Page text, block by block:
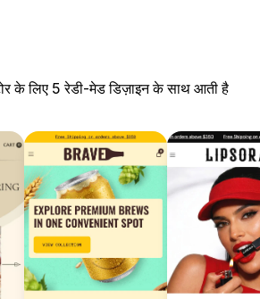
के लिए 5 रेडी-मेड डिज़ाइन के साथ आती है